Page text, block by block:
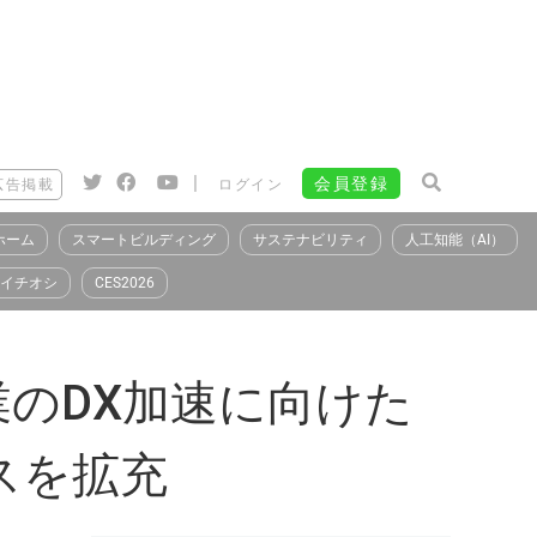
告掲載 | ログイン 会員登録
ーム スマートビルディング サステナビリティ 人工知能（AI）
イチオシ CES2026
DX加速に向けた
を拡充